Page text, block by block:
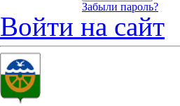
Забыли пароль?
Войти на сайт